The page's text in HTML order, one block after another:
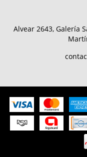
Alvear 2643, Galería